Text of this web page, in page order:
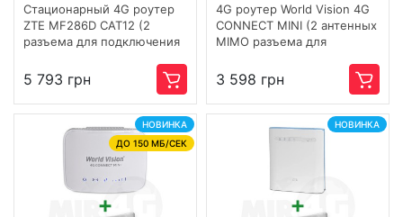
Cтационарный 4G роутер
ZTE MF286D CAT12 (2
разъема для подключения
скорость до 600 Мбит/с)
5 793 грн
4G роутер World Vision 4G
CONNECT MINI (2 антенных
MIMO разъема для
антенн)
3 598 грн
НОВИНКА
ДО 150 МБ/СЕК
НОВИНКА